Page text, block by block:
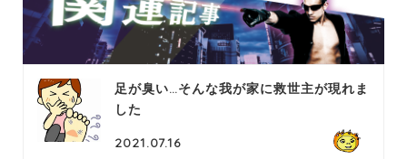
足が臭い…そんな我が家に救世主が現れま
した
2021.07.16